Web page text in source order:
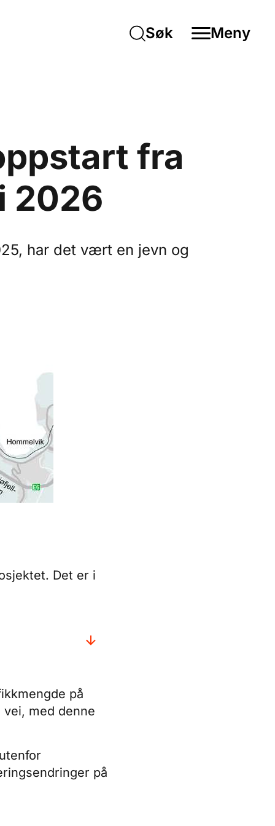
Søk Meny
fra
2026
har det vært en jevn og
Det er i
på
med denne
på